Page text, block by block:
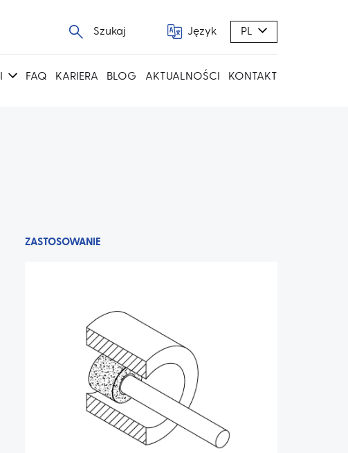
Szukaj Język PL
FAQ KARIERA BLOG AKTUALNOŚCI KONTAKT
ZASTOSOWANIE